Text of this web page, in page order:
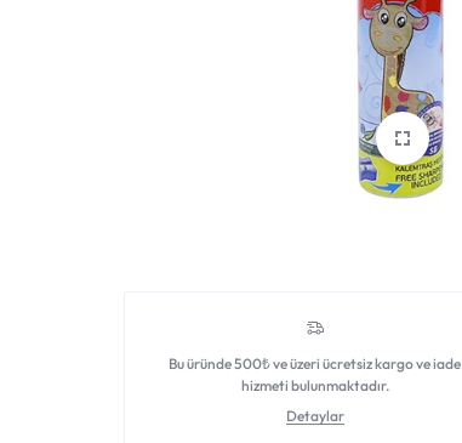
ÜRÜN
YELPAZESI
Bu üründe 500₺ ve üzeri ücretsiz kargo ve iade
hizmeti bulunmaktadır.
Detaylar